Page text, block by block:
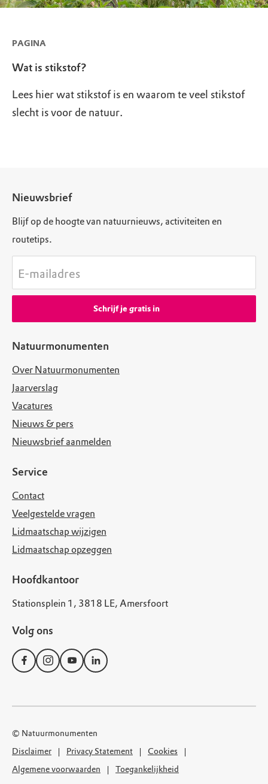
PAGINA
Wat is stikstof?
Lees hier wat stikstof is en waarom te veel stikstof
slecht is voor de natuur.
Natuurmonumenten
Over Natuurmonumenten
Jaarverslag
Vacatures
Nieuws & pers
Nieuwsbrief aanmelden
Service
Contact
Veelgestelde vragen
Lidmaatschap wijzigen
Lidmaatschap opzeggen
Hoofdkantoor
Stationsplein 1, 3818 LE, Amersfoort
Volg ons
Nieuwsbrief
Blijf op de hoogte van natuurnieuws, activiteiten en
routetips.
E-mailadres
Schrijf je gratis in
© Natuurmonumenten
Disclaimer
Privacy Statement
Cookies
Algemene voorwaarden
Toegankelijkheid